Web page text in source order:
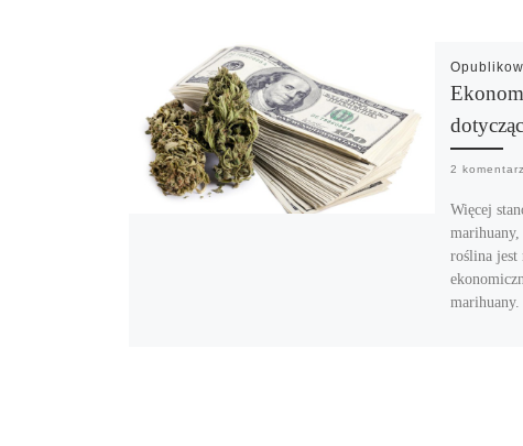
2
Więcej
roślina jest